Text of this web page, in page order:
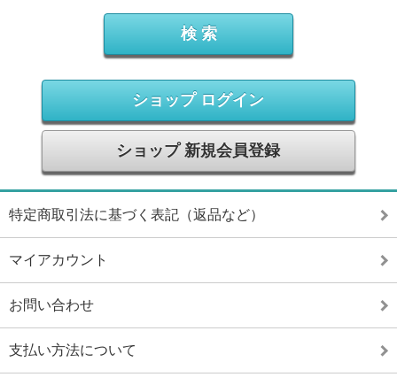
ショップ ログイン
ショップ 新規会員登録
特定商取引法に基づく表記（返品など）
マイアカウント
お問い合わせ
支払い方法について